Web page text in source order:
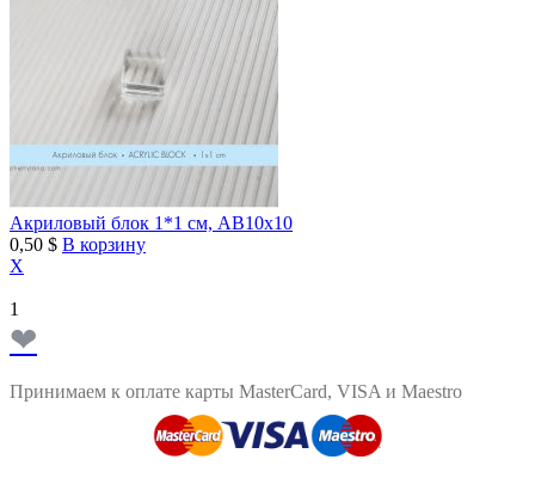
Акриловый блок 1*1 см, AB10х10
0,50 $ В корзину
X
1
❤
Принимаем к оплате карты MasterCard, VISA и Maestro